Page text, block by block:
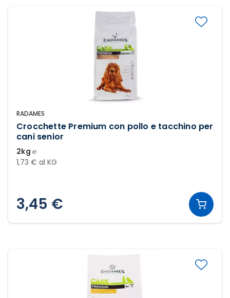
RADAMES
Crocchette Premium con pollo e tacchino per
cani senior
2kg ℮
1,73 € al KG
3,45 €